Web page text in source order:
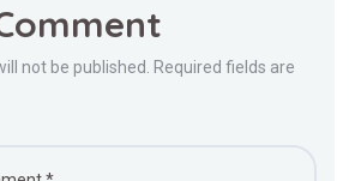
not be published. Required fields are